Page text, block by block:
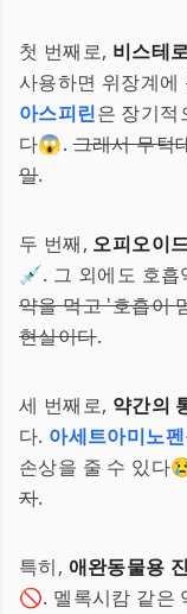
첫 번째로, 비스테
사용하면 위장계
아스피린은 장기적
다😱.그래서 무턱
일.
두 번째, 오피오이
💉. 그 외에도 호
약을 먹고 '호흡이
현실이다.
세 번째로, 약간의
다. 아세트아미노펜
손상을 줄 수 있다
자.
특히, 애완동물용
🚫. 멜록시캄 같은